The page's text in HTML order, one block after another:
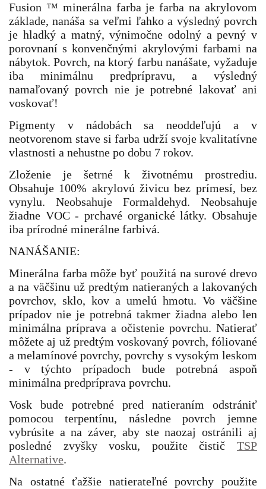
Fusion ™ minerálna farba je farba na akrylovom
základe, nanáša sa veľmi ľahko a výsledný povrch
je hladký a matný, výnimočne odolný a pevný v
porovnaní s konvenčnými akrylovými farbami na
nábytok. Povrch, na ktorý farbu nanášate, vyžaduje
iba minimálnu predprípravu, a výsledný
namaľovaný povrch nie je potrebné lakovať ani
voskovať!
Pigmenty v nádobách sa neoddeľujú a v
neotvorenom stave si farba udrží svoje kvalitatívne
vlastnosti a nehustne po dobu 7 rokov.
Zloženie je šetrné k životnému prostrediu.
Obsahuje 100% akrylovú živicu bez prímesí, bez
vynylu. Neobsahuje Formaldehyd. Neobsahuje
žiadne VOC - prchavé organické látky. Obsahuje
iba prírodné minerálne farbivá.
NANÁŠANIE:
Minerálna farba môže byť použitá na surové drevo
a na väčšinu už predtým natieraných a lakovaných
povrchov, sklo, kov a umelú hmotu. Vo väčšine
prípadov nie je potrebná takmer žiadna alebo len
minimálna príprava a očistenie povrchu. Natierať
môžete aj už predtým voskovaný povrch, fóliované
a melamínové povrchy, povrchy s vysokým leskom
- v týchto prípadoch bude potrebná aspoň
minimálna predpríprava povrchu.
Vosk bude potrebné pred natieraním odstrániť
pomocou terpentínu, následne povrch jemne
vybrúsite a na záver, aby ste naozaj ostránili aj
posledné zvyšky vosku, použite čistič TSP
Alternative.
Na ostatné ťažšie natierateľné povrchy použite